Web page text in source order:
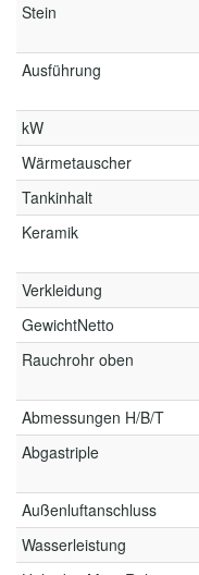
Stein
Ausführung
kW
Wärmetauscher
Tankinhalt
Keramik
Verkleidung
GewichtNetto
Rauchrohr oben
Abmessungen H/B/T
Abgastriple
Außenluftanschluss
Wasserleistung